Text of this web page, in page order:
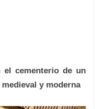
el cementerio de un
y moderna